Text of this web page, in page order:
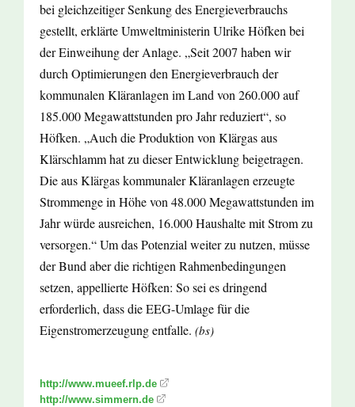
bei gleichzeitiger Senkung des Energieverbrauchs
gestellt, erklärte Umweltministerin Ulrike Höfken bei
der Einweihung der Anlage. „Seit 2007 haben wir
durch Optimierungen den Energieverbrauch der
kommunalen Kläranlagen im Land von 260.000 auf
185.000 Megawattstunden pro Jahr reduziert“, so
Höfken. „Auch die Produktion von Klärgas aus
Klärschlamm hat zu dieser Entwicklung beigetragen.
Die aus Klärgas kommunaler Kläranlagen erzeugte
Strommenge in Höhe von 48.000 Megawattstunden im
Jahr würde ausreichen, 16.000 Haushalte mit Strom zu
versorgen.“ Um das Potenzial weiter zu nutzen, müsse
der Bund aber die richtigen Rahmenbedingungen
setzen, appellierte Höfken: So sei es dringend
erforderlich, dass die EEG-Umlage für die
Eigenstromerzeugung entfalle. (bs)
http://www.mueef.rlp.de
http://www.simmern.de